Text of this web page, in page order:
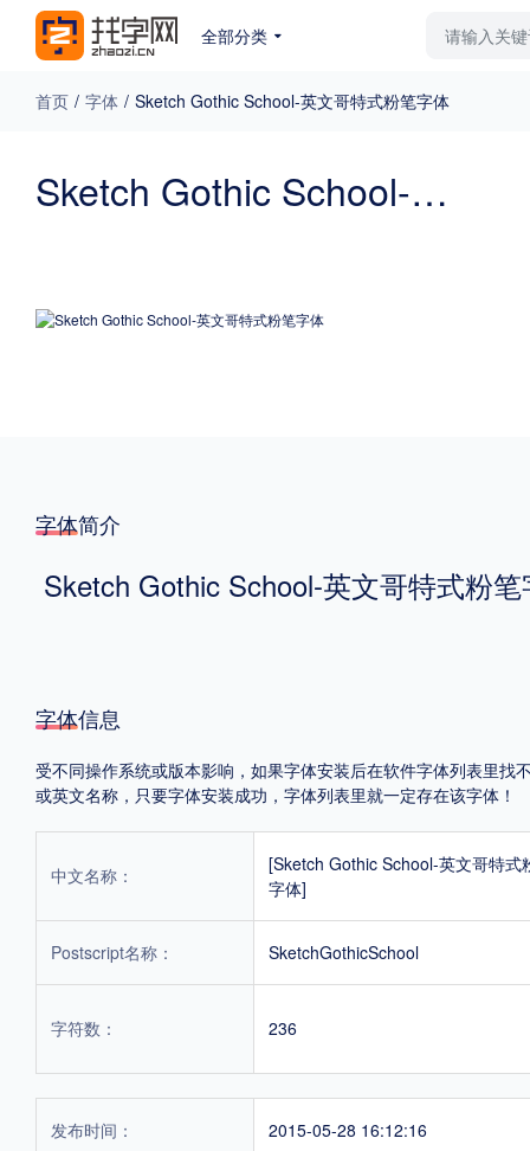
全部分类
最新字体 排行榜
免费下载 收费下载
格式
地区
中国大陆 中国港澳台 更多
POP字体下载 字库打包下载 海报素材下载
字体新闻 字体文章 字体程序 字体人物
首页 / 字体 / Sketch Gothic School-英文哥特式粉笔字体
Sketch Gothic School-英文哥特式粉笔字体
字体简介
Sketch Gothic School-英文哥特式粉
字体信息
受不同操作系统或版本影响，如果字体安装后在软件字体列表里
或英文名称，只要字体安装成功，字体列表里就一定存在该字体！
中文名称：
[Sketch Gothic School-英文哥特式
字体]
Postscript名称： SketchGothicSchool
字符数： 236
发布时间： 2015-05-28 16:12:16